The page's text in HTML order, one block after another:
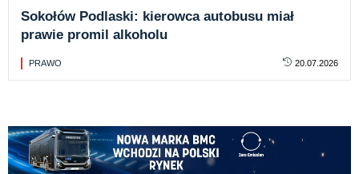
Sokołów Podlaski: kierowca autobusu miał
prawie promil alkoholu
PRAWO 20.07.2026